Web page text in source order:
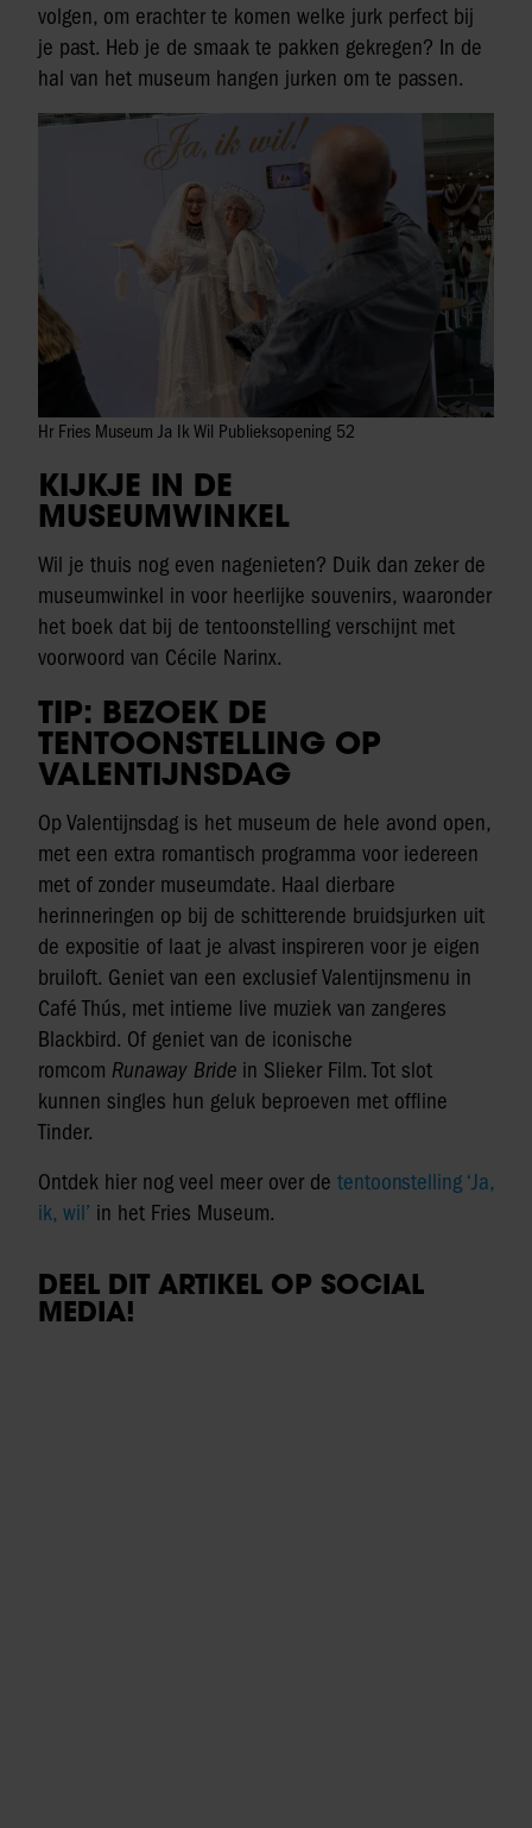
volgen, om erachter te komen welke jurk perfect bij
je past. Heb je de smaak te pakken gekregen? In de
hal van het museum hangen jurken om te passen.
Hr Fries Museum Ja Ik Wil Publieksopening 52
KIJKJE IN DE
MUSEUMWINKEL
Wil je thuis nog even nagenieten? Duik dan zeker de
museumwinkel in voor heerlijke souvenirs, waaronder
het boek dat bij de tentoonstelling verschijnt met
voorwoord van Cécile Narinx.
TIP: BEZOEK DE
TENTOONSTELLING OP
VALENTIJNSDAG
Op Valentijnsdag is het museum de hele avond open,
met een extra romantisch programma voor iedereen
met of zonder museumdate. Haal dierbare
herinneringen op bij de schitterende bruidsjurken uit
de expositie of laat je alvast inspireren voor je eigen
bruiloft. Geniet van een exclusief Valentijnsmenu in
Café Thús, met intieme live muziek van zangeres
Blackbird. Of geniet van de iconische
romcom Runaway Bride in Slieker Film. Tot slot
kunnen singles hun geluk beproeven met offline
Tinder.
Ontdek hier nog veel meer over de tentoonstelling ‘Ja,
ik, wil’ in het Fries Museum.
DEEL DIT ARTIKEL OP SOCIAL
MEDIA!